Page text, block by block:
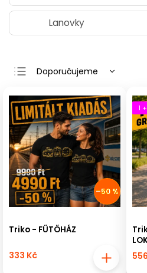
Lanovky
Doporučujeme
Nejdražší
Nejprodávanější
Abecedně
–50 %
Triko - FŰTŐHÁZ
333 Kč
1